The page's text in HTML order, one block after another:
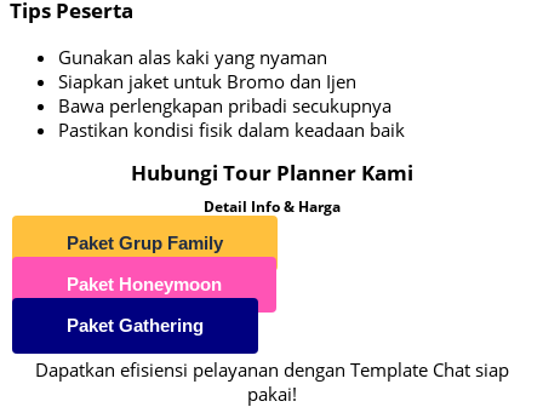
Tips Peserta
Gunakan alas kaki yang nyaman
Siapkan jaket untuk Bromo dan Ijen
Bawa perlengkapan pribadi secukupnya
Pastikan kondisi fisik dalam keadaan baik
Hubungi Tour Planner Kami
Detail Info & Harga
Paket Grup Family
Paket Honeymoon
Paket Gathering
Dapatkan efisiensi pelayanan dengan Template Chat siap
pakai!